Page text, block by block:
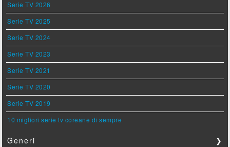
Serie TV 2026
Serie TV 2025
Serie TV 2024
Serie TV 2023
Serie TV 2021
Serie TV 2020
Serie TV 2019
10 migliori serie tv coreane di sempre
Generi ❯